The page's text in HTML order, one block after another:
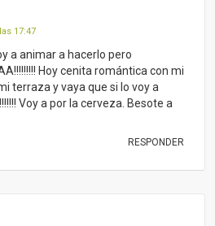
17:47
a animar a hacerlo pero
Hoy cenita romántica con mi
terraza y vaya que si lo voy a
Voy a por la cerveza. Besote a
RESPONDER